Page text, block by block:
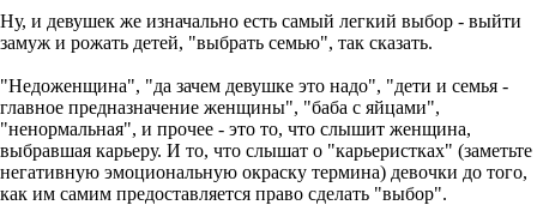
Ну, и девушек же изначально есть самый легкий выбор - выйти
замуж и рожать детей, "выбрать семью", так сказать.
"Недоженщина", "да зачем девушке это надо", "дети и семья -
главное предназначение женщины", "баба с яйцами",
"ненормальная", и прочее - это то, что слышит женщина,
выбравшая карьеру. И то, что слышат о "карьеристках" (заметьте
негативную эмоциональную окраску термина) девочки до того,
как им самим предоставляется право сделать "выбор".